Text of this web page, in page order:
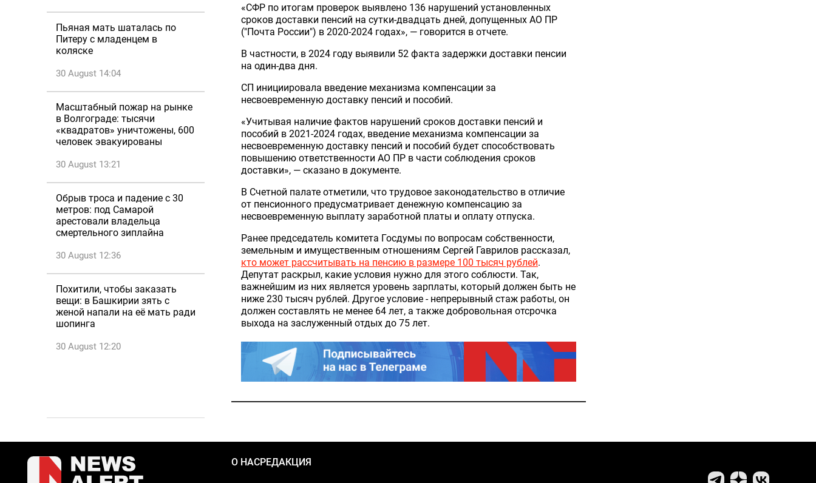
Пьяная мать шаталась по
Питеру с младенцем в
коляске
30 August 14:04
Масштабный пожар на рынке
в Волгограде: тысячи
«квадратов» уничтожены, 600
человек эвакуированы
30 August 13:21
Обрыв троса и падение с 30
метров: под Самарой
арестовали владельца
смертельного зиплайна
30 August 12:36
Похитили, чтобы заказать
вещи: в Башкирии зять с
женой напали на её мать ради
шопинга
30 August 12:20
«СФР по итогам проверок выявлено 136 нарушений установленных
сроков доставки пенсий на сутки-двадцать дней, допущенных АО ПР
("Почта России") в 2020-2024 годах», — говорится в отчете.
В частности, в 2024 году выявили 52 факта задержки доставки пенсии
на один-два дня.
СП инициировала введение механизма компенсации за
несвоевременную доставку пенсий и пособий.
«Учитывая наличие фактов нарушений сроков доставки пенсий и
пособий в 2021-2024 годах, введение механизма компенсации за
несвоевременную доставку пенсий и пособий будет способствовать
повышению ответственности АО ПР в части соблюдения сроков
доставки», — сказано в документе.
В Счетной палате отметили, что трудовое законодательство в отличие
от пенсионного предусматривает денежную компенсацию за
несвоевременную выплату заработной платы и оплату отпуска.
Ранее председатель комитета Госдумы по вопросам собственности,
земельным и имущественным отношениям Сергей Гаврилов рассказал,
кто может рассчитывать на пенсию в размере 100 тысяч рублей.
Депутат раскрыл, какие условия нужно для этого соблюсти. Так,
важнейшим из них является уровень зарплаты, который должен быть не
ниже 230 тысяч рублей. Другое условие - непрерывный стаж работы, он
должен составлять не менее 64 лет, а также добровольная отсрочка
выхода на заслуженный отдых до 75 лет.
О НАСРЕДАКЦИЯ